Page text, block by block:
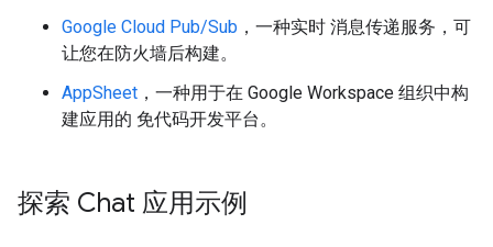
Google Cloud Pub/Sub ，一种实时 消息传递服务，可
让您在防火墙后构建。
AppSheet ，一种用于在 Google Workspace 组织中构
建应用的 免代码开发平台。
探索 Chat 应用示例